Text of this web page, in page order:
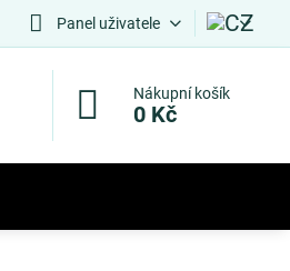
Panel uživatele
Nákupní košík
0 Kč